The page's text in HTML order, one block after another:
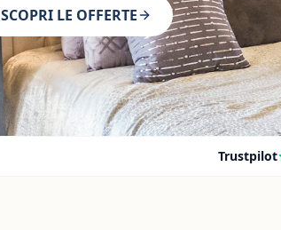
SCOPRI LE OFFERTE
Trustpilot